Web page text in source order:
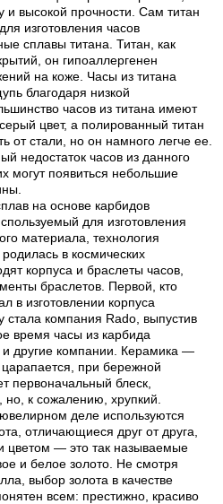
и высокой прочности. Сам титан
изготовления часов
сплавы титана. Титан, как
он гипоаллергенен
на коже. Часы из титана
благодаря низкой
часов из титана имеют
цвет, а полированный титан
от стали, но он намного легче ее.
недостаток часов из данного
могут появиться небольшие
на основе карбидов
для изготовления
материала, технология
в космических
корпуса и браслеты часов,
браслетов. Первой, кто
в изготовлении корпуса
стала компания Rado, выпустив
время часы из карбида
другие компании. Керамика —
при бережной
первоначальный блеск,
к сожалению, хрупкий.
деле используются
отличающиеся друг от друга,
цветом — это так называемые
и белое золото. Не смотря
выбор золота в качестве
всем: престижно, красиво